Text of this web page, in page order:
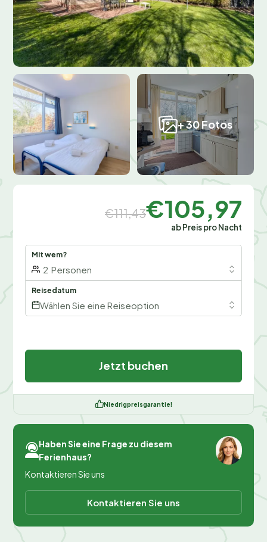
+ 30 Fotos
€111,43€105,97
ab Preis pro Nacht
Mit wem?
2 Personen
Reisedatum
Wählen Sie eine Reiseoption
Jetzt buchen
Niedrigpreisgarantie!
Haben Sie eine Frage zu diesem
Ferienhaus?
Kontaktieren Sie uns
Kontaktieren Sie uns